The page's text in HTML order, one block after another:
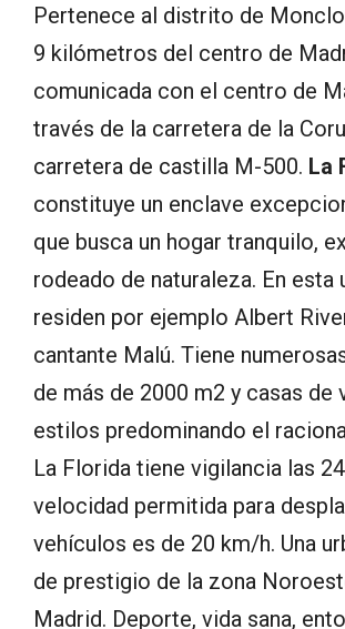
Pertenece al distrito de
9 kilómetros del centro de
comunicada con el centro de
través de la carretera de la
carretera de castilla M-500. La
constituye un enclave
que busca un hogar tranquilo,
rodeado de naturaleza. En esta
residen por ejemplo Albert
cantante Malú. Tiene
de más de 2000 m2 y casas de
estilos predominando el
La Florida tiene vigilancia las
velocidad permitida para
vehículos es de 20 km/h. Una
de prestigio de la zona
Madrid. Deporte, vida sana,